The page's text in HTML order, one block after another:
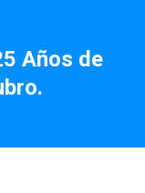
Años de